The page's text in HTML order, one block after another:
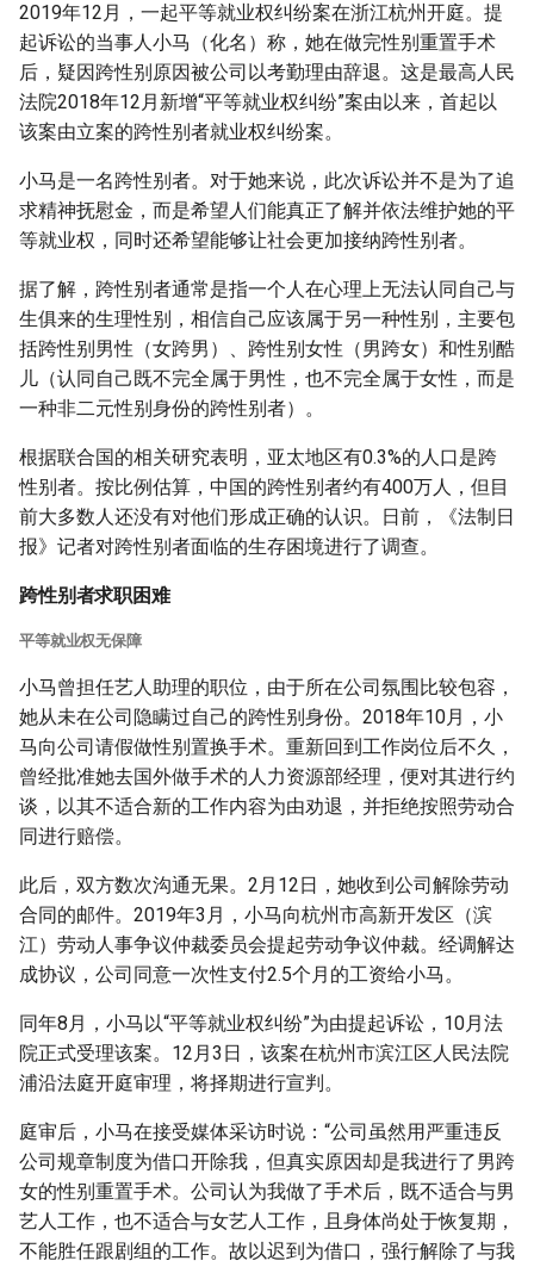
2019年12月，一起平等就业权纠纷案在浙江杭州开庭。提
起诉讼的当事人小马（化名）称，她在做完性别重置手术
后，疑因跨性别原因被公司以考勤理由辞退。这是最高人民
法院2018年12月新增“平等就业权纠纷”案由以来，首起以
该案由立案的跨性别者就业权纠纷案。
小马是一名跨性别者。对于她来说，此次诉讼并不是为了追
求精神抚慰金，而是希望人们能真正了解并依法维护她的平
等就业权，同时还希望能够让社会更加接纳跨性别者。
据了解，跨性别者通常是指一个人在心理上无法认同自己与
生俱来的生理性别，相信自己应该属于另一种性别，主要包
括跨性别男性（女跨男）、跨性别女性（男跨女）和性别酷
儿（认同自己既不完全属于男性，也不完全属于女性，而是
一种非二元性别身份的跨性别者）。
根据联合国的相关研究表明，亚太地区有0.3%的人口是跨
性别者。按比例估算，中国的跨性别者约有400万人，但目
前大多数人还没有对他们形成正确的认识。日前，《法制日
报》记者对跨性别者面临的生存困境进行了调查。
跨性别者求职困难
平等就业权无保障
小马曾担任艺人助理的职位，由于所在公司氛围比较包容，
她从未在公司隐瞒过自己的跨性别身份。2018年10月，小
马向公司请假做性别置换手术。重新回到工作岗位后不久，
曾经批准她去国外做手术的人力资源部经理，便对其进行约
谈，以其不适合新的工作内容为由劝退，并拒绝按照劳动合
同进行赔偿。
此后，双方数次沟通无果。2月12日，她收到公司解除劳动
合同的邮件。2019年3月，小马向杭州市高新开发区（滨
江）劳动人事争议仲裁委员会提起劳动争议仲裁。经调解达
成协议，公司同意一次性支付2.5个月的工资给小马。
同年8月，小马以“平等就业权纠纷”为由提起诉讼，10月法
院正式受理该案。12月3日，该案在杭州市滨江区人民法院
浦沿法庭开庭审理，将择期进行宣判。
庭审后，小马在接受媒体采访时说：“公司虽然用严重违反
公司规章制度为借口开除我，但真实原因却是我进行了男跨
女的性别重置手术。公司认为我做了手术后，既不适合与男
艺人工作，也不适合与女艺人工作，且身体尚处于恢复期，
不能胜任跟剧组的工作。故以迟到为借口，强行解除了与我